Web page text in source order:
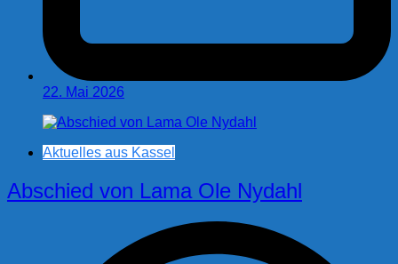
22. Mai 2026
Aktuelles aus Kassel
Abschied von Lama Ole Nydahl